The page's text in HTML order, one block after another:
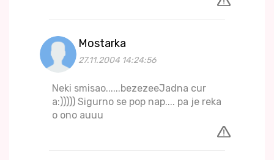
Mostarka
27.11.2004 14:24:56
Neki smisao......bezezeeJadna cur
a:))))) Sigurno se pop nap.... pa je reka
o ono auuu